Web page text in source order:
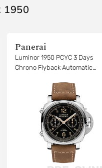
1950
Panerai
Luminor 1950 PCYC 3 Days
Chrono Flyback Automatic